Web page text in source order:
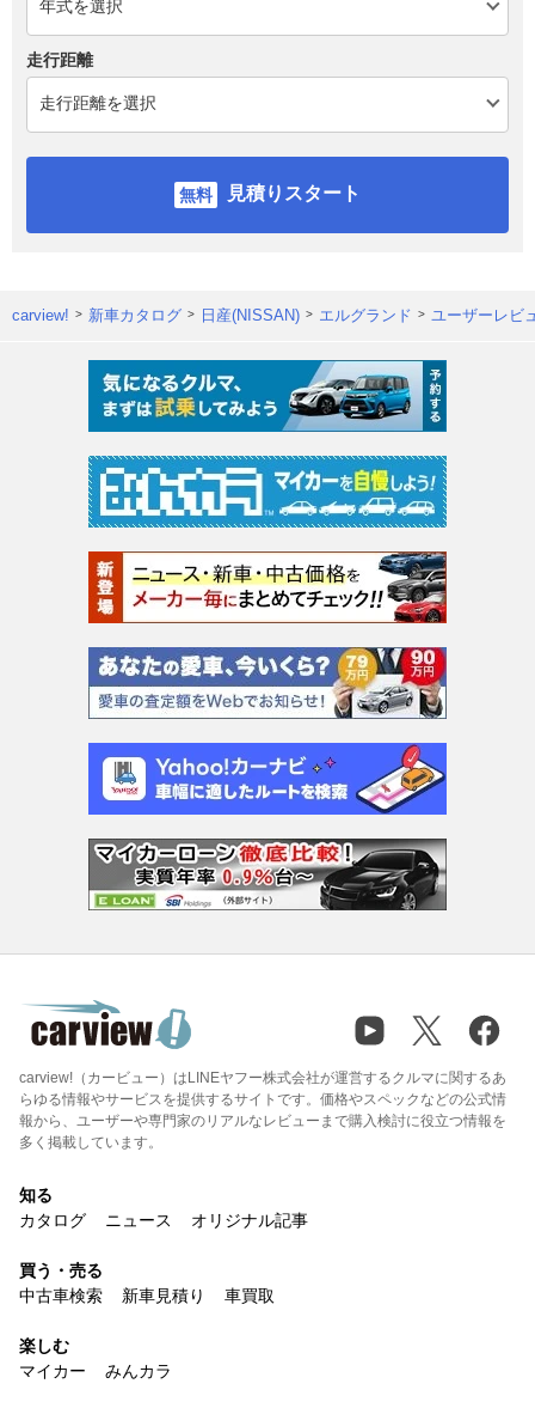
走行距離
見積りスタート
carview! 新車カタログ 日産(NISSAN) エルグランド ユーザーレビ
carview!（カービュー）はLINEヤフー株式会社が運営するクルマに関するあ
らゆる情報やサービスを提供するサイトです。価格やスペックなどの公式情
報から、ユーザーや専門家のリアルなレビューまで購入検討に役立つ情報を
多く掲載しています。
知る
カタログ
ニュース オリジナル記事
買う・売る
中古車検索
新車見積り 車買取
楽しむ
マイカー
みんカラ